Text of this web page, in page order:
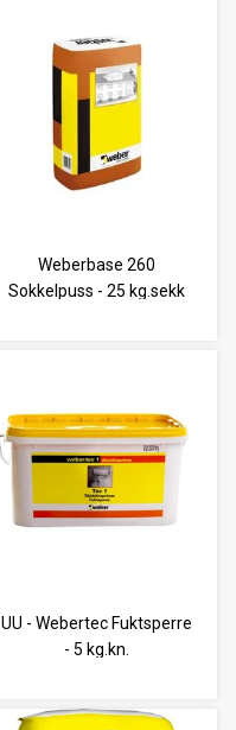
Weberbase 260
Sokkelpuss - 25 kg.sekk
UU - Webertec Fuktsperre
- 5 kg.kn.